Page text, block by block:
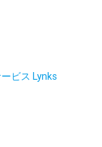
ビス Lynks